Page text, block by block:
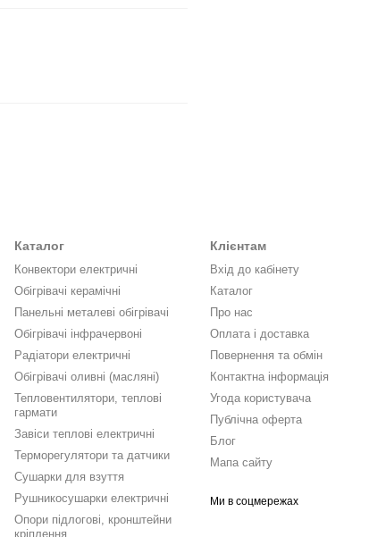
Каталог
Конвектори електричні
Обігрівачі керамічні
Панельні металеві обігрівачі
Обігрівачі інфрачервоні
Радіатори електричні
Обігрівачі оливні (масляні)
Тепловентилятори, теплові
гармати
Завіси теплові електричні
Терморегулятори та датчики
Сушарки для взуття
Рушникосушарки електричні
Опори підлогові, кронштейни
кріплення
Клієнтам
Вхід до кабінету
Каталог
Про нас
Оплата і доставка
Повернення та обмін
Контактна інформація
Угода користувача
Публічна оферта
Блог
Мапа сайту
Ми в соцмережах